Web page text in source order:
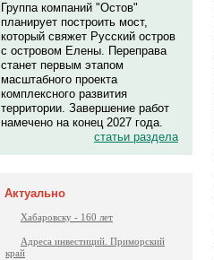
Группа компаний "Остов"
планирует построить мост,
который свяжет Русский остров
с островом Елены. Переправа
станет первым этапом
масштабного проекта
комплексного развития
территории. Завершение работ
намечено на конец 2027 года.
статьи раздела
Актуально
Хабаровску - 160 лет
Адреса инвестиций. Приморский
край